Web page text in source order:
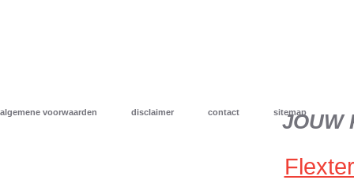
algemene voorwaarden disclaimer contact sitemap
JOUW